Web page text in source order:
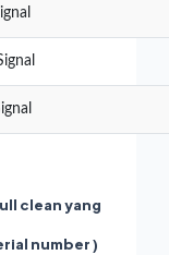
clean yang
number )